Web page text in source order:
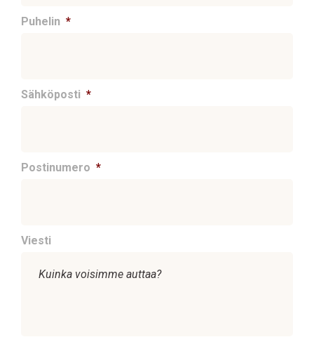
Puhelin *
Sähköposti *
Postinumero *
Viesti